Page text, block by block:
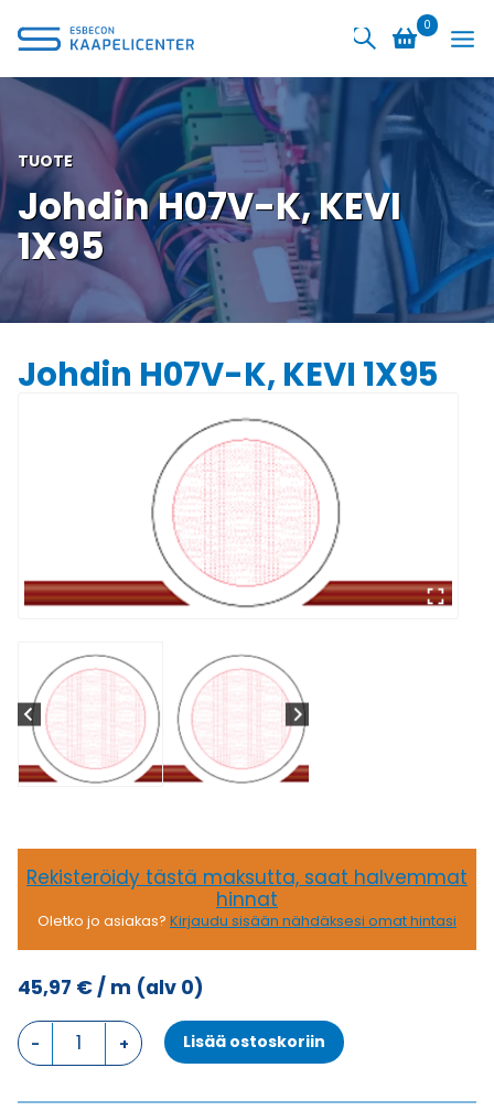
sisältöön
0
TUOTE
Johdin H07V-K, KEVI
1X95
Johdin H07V-K, KEVI 1X95
Rekisteröidy tästä maksutta, saat halvemmat
hinnat
Oletko jo asiakas? Kirjaudu sisään nähdäksesi omat hintasi
45,97 €/ m (alv 0)
Johdin
H07V-
KEVI
Lisää ostoskoriin